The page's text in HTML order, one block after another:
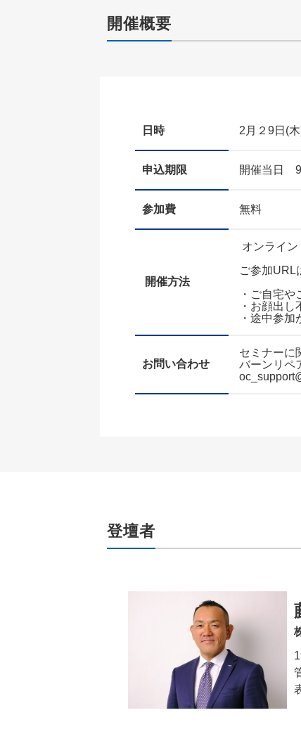
開催概要
日時 2月２9日(
申込期限 開催当日
参加費 無料
開催方法
オンライン
ご参加URL
・ご自宅
・お顔出
・途中参
お問い合わせ
セミナーに
バーンリペ
登壇者